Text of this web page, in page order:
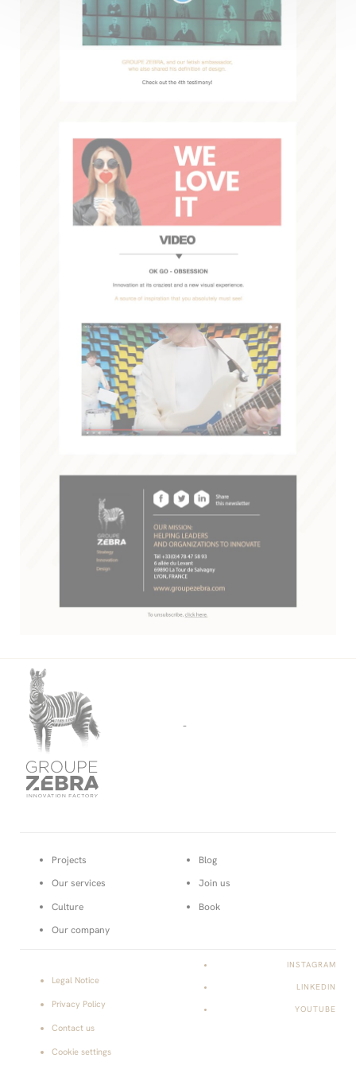
-
Projects
Our services
Culture
Our company
Blog
Join us
Book
INSTAGRAM
LINKEDIN
YOUTUBE
Legal Notice
Privacy Policy
Contact us
Cookie settings